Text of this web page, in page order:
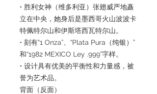
• 胜利女神（维多利亚）张翅威严地矗
立在中央，她身后是墨西哥火山波波卡
特佩特尔山和伊斯塔西瓦特尔山。
• 刻有“1 Onza”、“Plata Pura（纯银）”
和“1982 MEXICO Ley .999”字样。
• 设计具有优美的平衡性和力量感，被
誉为艺术品。
背面（反面）